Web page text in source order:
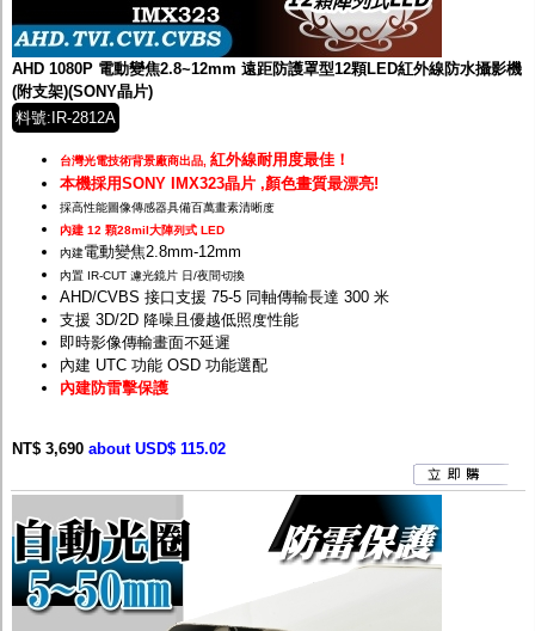
AHD 1080P 電動變焦2.8~12mm 遠距防護罩型12顆LED紅外線防水攝影機
(附支架)(SONY晶片)
料號:IR-2812A
台灣光電技術背景廠商出品, 紅外線耐用度最佳！
本機採用SONY IMX323晶片 ,顏色畫質最漂亮!
採高性能圖像傳感器具備百萬畫素清晰度
內建 12 顆28mil大陣列式 LED
內建電動變焦2.8mm-12mm
內置 IR-CUT 濾光鏡片 日/夜間切換
AHD/CVBS 接口支援 75-5 同軸傳輸長達 300 米
支援 3D/2D 降噪且優越低照度性能
即時影像傳輸畫面不延遲
內建 UTC 功能 OSD 功能選配
內建防雷擊保護
NT$ 3,690 about USD$ 115.02